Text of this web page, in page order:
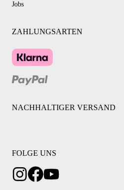
Jobs
ZAHLUNGSARTEN
NACHHALTIGER VERSAND
FOLGE UNS